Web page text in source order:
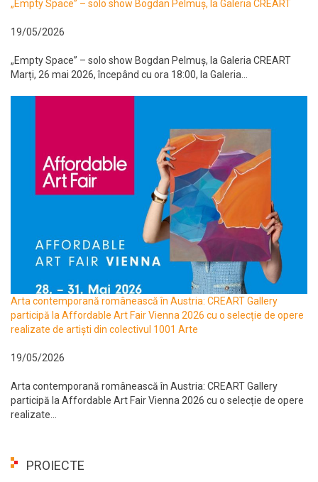
„Empty Space” – solo show Bogdan Pelmuș, la Galeria CREART
19/05/2026
„Empty Space” – solo show Bogdan Pelmuș, la Galeria CREART
Marți, 26 mai 2026, începând cu ora 18:00, la Galeria...
Arta contemporană românească în Austria: CREART Gallery
participă la Affordable Art Fair Vienna 2026 cu o selecție de opere
realizate de artiști din colectivul 1001 Arte
19/05/2026
Arta contemporană românească în Austria: CREART Gallery
participă la Affordable Art Fair Vienna 2026 cu o selecție de opere
realizate...
PROIECTE